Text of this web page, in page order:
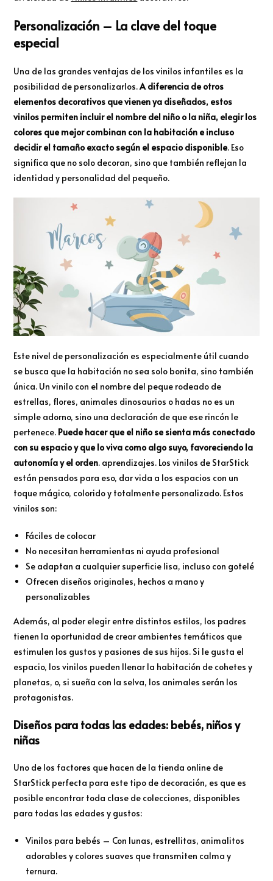
Personalización – La clave del toque
especial
Una de las grandes ventajas de los vinilos infantiles es la
posibilidad de personalizarlos.A diferencia de otros
elementos decorativos que vienen ya diseñados, estos
vinilos permiten incluir el nombre del niño o la niña, elegir los
colores que mejor combinan con la habitación e incluso
decidir el tamaño exacto según el espacio disponible. Eso
significa que no solo decoran, sino que también reflejan la
identidad y personalidad del pequeño.
Este nivel de personalización es especialmente útil cuando
se busca que la habitación no sea solo bonita, sino también
única. Un vinilo con el nombre del peque rodeado de
estrellas, flores, animales dinosaurios o hadas no es un
simple adorno, sino una declaración de que ese rincón le
pertenece. Puede hacer que el niño se sienta más conectado
con su espacio y que lo viva como algo suyo, favoreciendo la
autonomía y el orden. aprendizajes. Los vinilos de StarStick
están pensados para eso, dar vida a los espacios con un
toque mágico, colorido y totalmente personalizado. Estos
vinilos son:
Fáciles de colocar
No necesitan herramientas ni ayuda profesional
Se adaptan a cualquier superficie lisa, incluso con gotelé
Ofrecen diseños originales, hechos a mano y
personalizables
Además, al poder elegir entre distintos estilos, los padres
tienen la oportunidad de crear ambientes temáticos que
estimulen los gustos y pasiones de sus hijos. Si le gusta el
espacio, los vinilos pueden llenar la habitación de cohetes y
planetas, o, si sueña con la selva, los animales serán los
protagonistas.
Diseños para todas las edades: bebés, niños y
niñas
Uno de los factores que hacen de la tienda online de
StarStick perfecta para este tipo de decoración, es que es
posible encontrar toda clase de colecciones, disponibles
para todas las edades y gustos:
Vinilos para bebés – Con lunas, estrellitas, animalitos
adorables y colores suaves que transmiten calma y
ternura.